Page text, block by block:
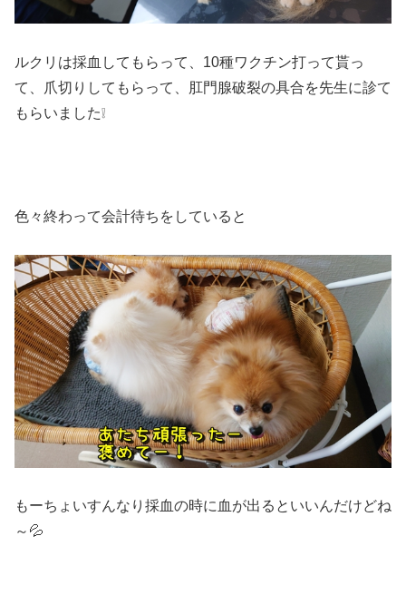
ルクリは採血してもらって、10種ワクチン打って貰っ
て、爪切りしてもらって、肛門腺破裂の具合を先生に診て
もらいました❕
色々終わって会計待ちをしていると
もーちょいすんなり採血の時に血が出るといいんだけどね
～💦